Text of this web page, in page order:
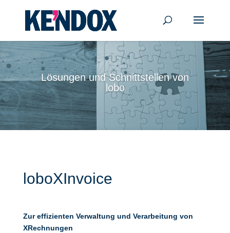
Lösungen und Schnittstellen von
lobo
loboXInvoice
Zur effizienten Verwaltung und Verarbeitung von
XRechnungen